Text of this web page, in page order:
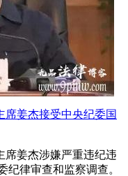
席姜杰接受中央纪委国
席姜杰涉嫌严重违纪违
纪律审查和监察调查。